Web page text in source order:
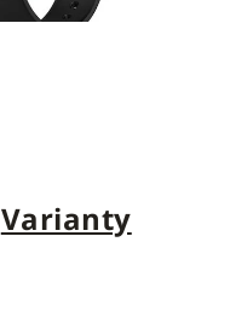
Varianty